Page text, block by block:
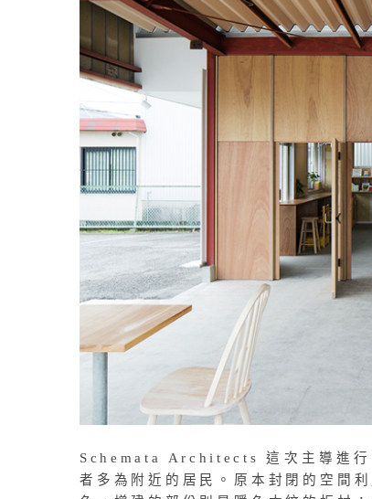
Schemata Architects 這次主導進
者多為附近的居民。原本封閉的空間